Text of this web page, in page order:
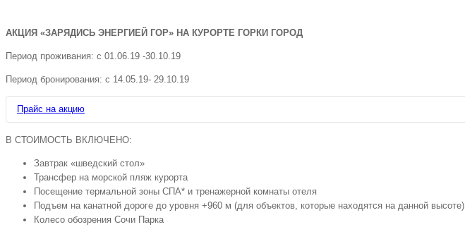
АКЦИЯ «ЗАРЯДИСЬ ЭНЕРГИЕЙ ГОР» НА КУРОРТЕ ГОРКИ ГОРОД
Период проживания: с 01.06.19 -30.10.19
Период бронирования: с 14.05.19- 29.10.19
Прайс на акцию
Отель
на 3 дня /2
ночи
на двоих
В СТОИМОСТЬ ВКЛЮЧЕНО:
Завтрак «шведский стол»
Трансфер на морской пляж курорта⠀
Посещение термальной зоны СПА* и тренажерной комнаты отеля
Подъем на канатной дороге до уровня +960 м (для объектов, которые находятся на данной высоте)
Колесо обозрения Сочи Парка